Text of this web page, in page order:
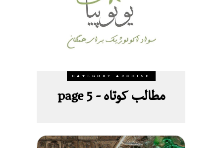
CATEGORY ARCHIVE
مطالب کوتاه - page 5